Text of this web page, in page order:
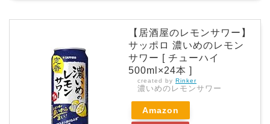
【居酒屋のレモンサワー】
サッポロ 濃いめのレモン
サワー [ チューハイ
500ml×24本 ]
created by Rinker
濃いめのレモンサワー
Amazon